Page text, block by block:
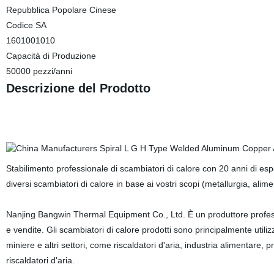
Repubblica Popolare Cinese
Codice SA
1601001010
Capacità di Produzione
50000 pezzi/anni
Descrizione del Prodotto
Stabilimento professionale di scambiatori di calore con 20 anni di
diversi scambiatori di calore in base ai vostri scopi (metallurgia,
Nanjing Bangwin Thermal Equipment Co., Ltd. È un produttore
e vendite. Gli scambiatori di calore prodotti sono principalmente
miniere e altri settori, come riscaldatori d'aria, industria alimentare,
riscaldatori d'aria.